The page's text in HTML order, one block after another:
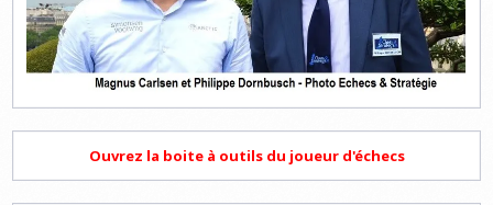
Ouvrez la boite à outils du joueur d'échecs